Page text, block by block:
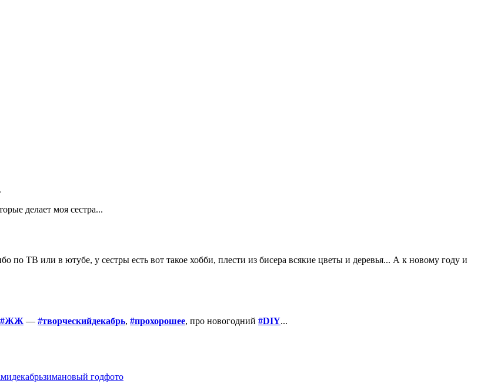
делает моя сестра...
по ТВ или в ютубе, у сестры есть вот такое хобби, плести из бисера всякие цветы и деревья... А к новому году и
#ЖЖ — #творческийдекабрь, #прохорошее, про новогодний #DIY...
декабрьзимановый годфото